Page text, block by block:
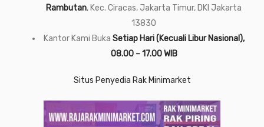
Rambutan, Kec. Ciracas, Jakarta Timur, DKI Jakarta
13830
Kantor Kami Buka Setiap Hari (Kecuali Libur Nasional),
08.00 – 17.00 WIB
Situs Penyedia Rak Minimarket